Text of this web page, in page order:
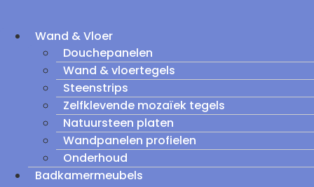
Wand & Vloer
Douchepanelen
Wand & vloertegels
Steenstrips
Zelfklevende mozaïek tegels
Natuursteen platen
Wandpanelen profielen
Onderhoud
Badkamermeubels